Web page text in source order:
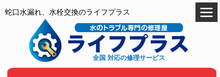
蛇口水漏れ、水栓交換のライフプラス
全国 対応の修理サービス